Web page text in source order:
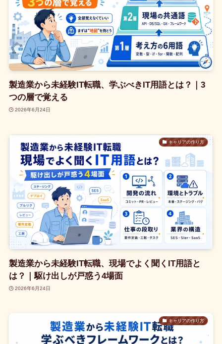
製造業から未経験IT転職、学ぶべきIT用語とは？｜3
つの層で覚える
2026年6月24日
キャリアの作り方
製造業から未経験IT転職、現場でよく聞くIT用語と
は？｜駆け出しが戸惑う4場面
2026年6月24日
キャリアの作り方